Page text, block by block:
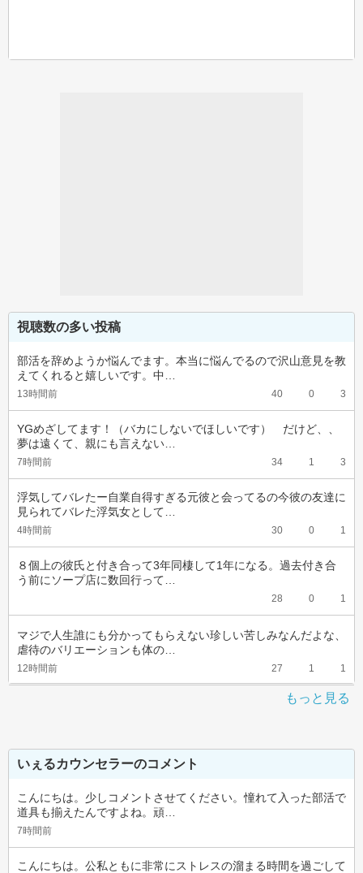
視聴数の多い投稿
部活を辞めようか悩んでます。本当に悩んでるので沢山意見を教
えてくれると嬉しいです。中…
13時間前 40 0 3
YGめざしてます！（バカにしないでほしいです）　だけど、、
夢は遠くて、親にも言えない…
7時間前 34 1 3
浮気してバレたー自業自得すぎる元彼と会ってるの今彼の友達に
見られてバレた浮気女として…
4時間前 30 0 1
８個上の彼氏と付き合って3年同棲して1年になる。過去付き合
う前にソープ店に数回行って…
28 0 1
マジで人生誰にも分かってもらえない珍しい苦しみなんだよな、
虐待のバリエーションも体の…
12時間前 27 1 1
もっと見る
いぇるカウンセラーのコメント
こんにちは。少しコメントさせてください。憧れて入った部活で
道具も揃えたんですよね。頑…
7時間前
こんにちは。公私ともに非常にストレスの溜まる時間を過ごして